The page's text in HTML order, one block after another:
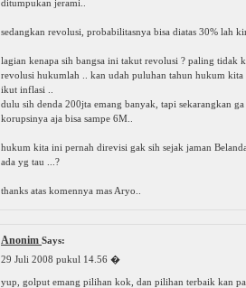
ditumpukan jerami..
sedangkan revolusi, probabilitasnya bisa diatas 30% lah
lagian kenapa sih bangsa ini takut revolusi ? paling tidak
revolusi hukumlah .. kan udah puluhan tahun hukum kita
ikut inflasi ..
dulu sih denda 200jta emang banyak, tapi sekarangkan ga
korupsinya aja bisa sampe 6M..
hukum kita ini pernah direvisi gak sih sejak jaman
ada yg tau ...?
thanks atas komennya mas Aryo..
Anonim Says:
29 Juli 2008 pukul 14.56 �
yup, golput emang pilihan kok, dan pilihan terbaik kan